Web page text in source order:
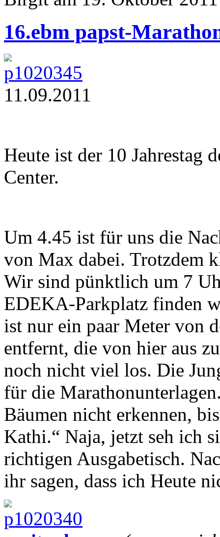
16.ebm papst-
11.09.2011
Heute ist der 10 Jahrestag
Center.
Um 4.45 ist für uns die
von Max dabei. Trotzdem
Wir sind pünktlich um 7
EDEKA-Parkplatz finden
ist nur ein paar Meter von
entfernt, die von hier aus
noch nicht viel los. Die
für die
Bäumen nicht erkennen,
Kathi.“ Naja, jetzt seh ich
richtigen Ausgabetisch.
ihr sagen, dass ich Heute